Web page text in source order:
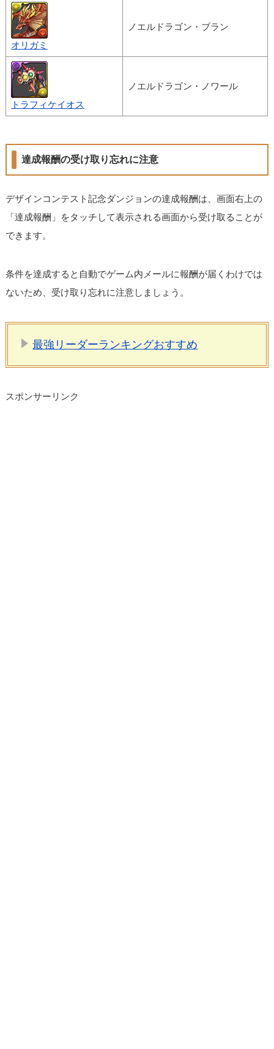
オリガミ
ノエルドラゴン・ブラン
トラフィケイオス
ノエルドラゴン・ノワール
達成報酬の受け取り忘れに注意
デザインコンテスト記念ダンジョンの達成報酬は、画面右上の
「達成報酬」をタッチして表示される画面から受け取ることが
できます。
条件を達成すると自動でゲーム内メールに報酬が届くわけでは
ないため、受け取り忘れに注意しましょう。
最強リーダーランキングおすすめ
スポンサーリンク